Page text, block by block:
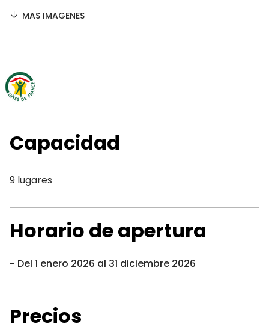
MAS IMAGENES
Capacidad
9 lugares
Horario de apertura
Del 1 enero 2026 al 31 diciembre 2026
Precios